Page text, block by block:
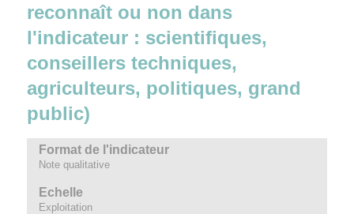
reconnaît ou non dans
l'indicateur : scientifiques,
conseillers techniques,
agriculteurs, politiques, grand
public)
Format de l'indicateur
Note qualitative
Echelle
Exploitation